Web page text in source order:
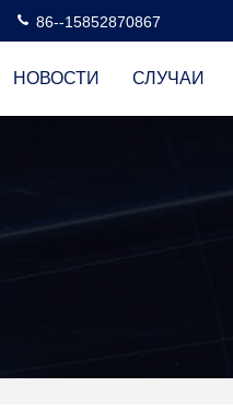
86--15852870867
НОВОСТИ СЛУЧАИ